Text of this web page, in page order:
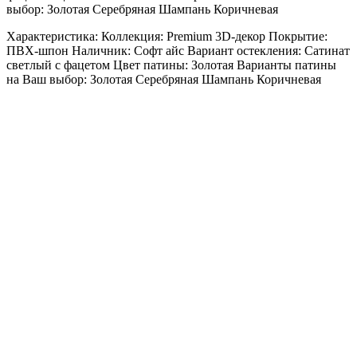
выбор: Золотая Серебряная Шампань Коричневая
Характеристика: Коллекция: Premium 3D-декор Покрытие:
ПВХ-шпон Наличник: Софт айс Вариант остекления: Сатинат
светлый с фацетом Цвет патины: Золотая Варианты патины
на Ваш выбор: Золотая Серебряная Шампань Коричневая